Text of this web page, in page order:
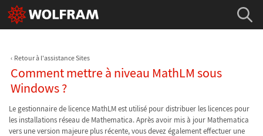
Retour à l'assistance Sites
Comment mettre à niveau MathLM sous
Windows ?
Le gestionnaire de licence MathLM est utilisé pour distribuer les licences pour
les installations réseau de Mathematica. Après avoir mis à jour Mathematica
vers une version majeure plus récente, vous devez également effectuer une